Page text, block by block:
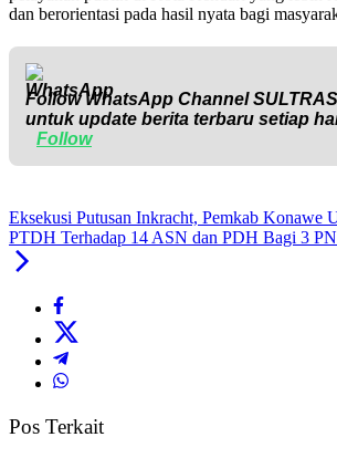
dan berorientasi pada hasil nyata bagi
Follow WhatsApp Channel
untuk update berita terbaru setiap
Follow
Eksekusi Putusan Inkracht, Pemkab Konawe
PTDH Terhadap 14 ASN dan PDH Bagi 3
Pos Terkait